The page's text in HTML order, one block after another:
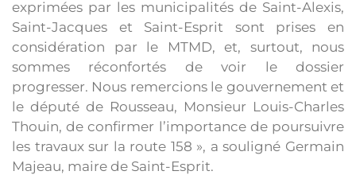
exprimées par les municipalités de Saint-Alexis,
Saint-Jacques et Saint-Esprit sont prises en
considération par le MTMD, et, surtout, nous
sommes réconfortés de voir le dossier
progresser. Nous remercions le gouvernement et
le député de Rousseau, Monsieur Louis-Charles
Thouin, de confirmer l’importance de poursuivre
les travaux sur la route 158 », a souligné Germain
Majeau, maire de Saint-Esprit.